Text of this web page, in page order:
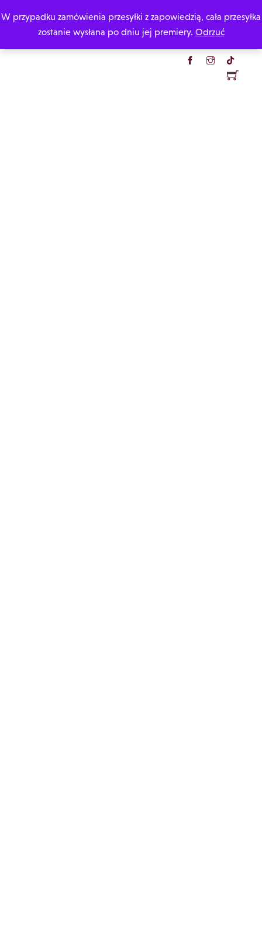
to
W przypadku zamówienia przesyłki z zapowiedzią, cała przesyłka
zostanie wysłana po dniu jej premiery. Odrzuć
Katarzyna Rzepecka
Menu